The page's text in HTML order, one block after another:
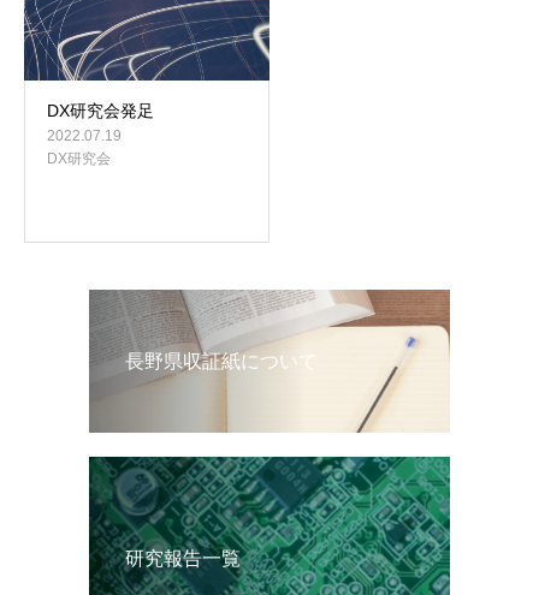
DX研究会発足
2022.07.19
DX研究会
長野県収証紙について
研究報告一覧